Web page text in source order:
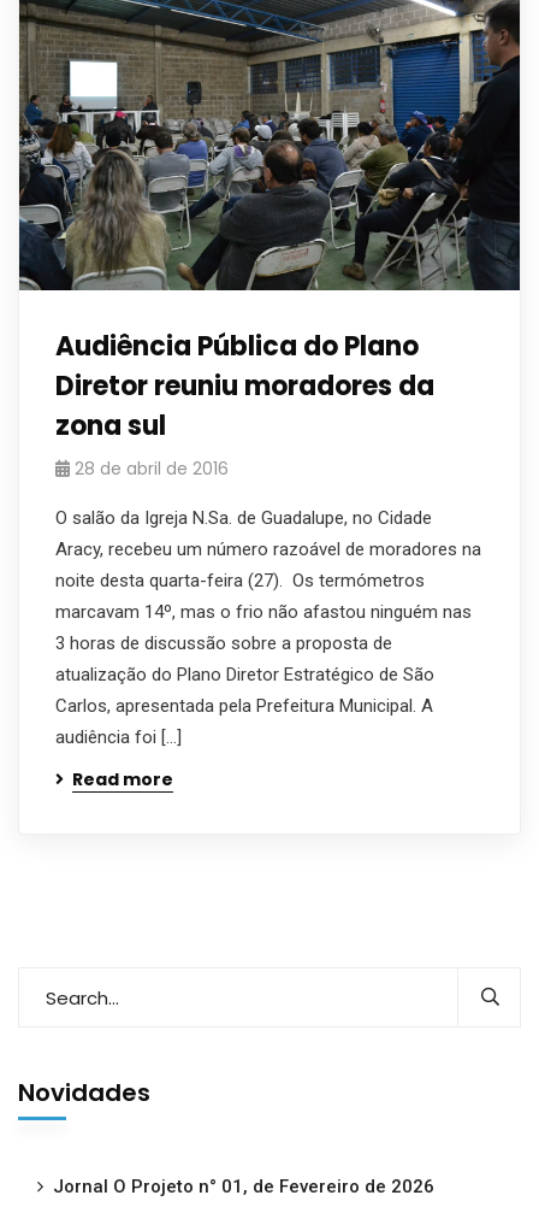
Audiência Pública do Plano
Diretor reuniu moradores da
zona sul
28 de abril de 2016
O salão da Igreja N.Sa. de Guadalupe, no Cidade
Aracy, recebeu um número razoável de moradores na
noite desta quarta-feira (27). Os termómetros
marcavam 14º, mas o frio não afastou ninguém nas
3 horas de discussão sobre a proposta de
atualização do Plano Diretor Estratégico de São
Carlos, apresentada pela Prefeitura Municipal. A
audiência foi […]
Read more
Novidades
Jornal O Projeto n° 01, de Fevereiro de 2026